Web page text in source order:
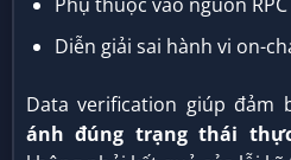
Diễn giải sai hành vi on-
Data verification giúp đảm
ánh đúng trạng thái